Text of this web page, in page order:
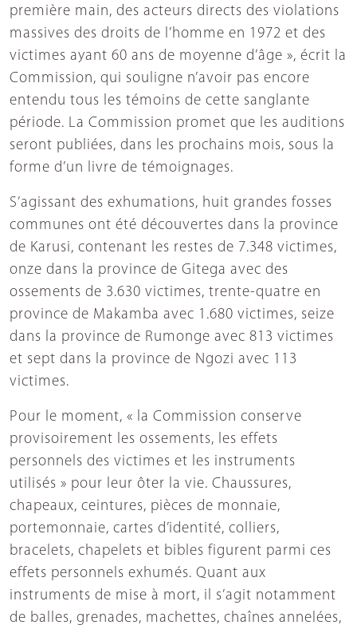
première main, des acteurs directs des violations
massives des droits de l’homme en 1972 et des
victimes ayant 60 ans de moyenne d’âge », écrit la
Commission, qui souligne n’avoir pas encore
entendu tous les témoins de cette sanglante
période. La Commission promet que les auditions
seront publiées, dans les prochains mois, sous la
forme d’un livre de témoignages.
S’agissant des exhumations, huit grandes fosses
communes ont été découvertes dans la province
de Karusi, contenant les restes de 7.348 victimes,
onze dans la province de Gitega avec des
ossements de 3.630 victimes, trente-quatre en
province de Makamba avec 1.680 victimes, seize
dans la province de Rumonge avec 813 victimes
et sept dans la province de Ngozi avec 113
victimes.
Pour le moment, « la Commission conserve
provisoirement les ossements, les effets
personnels des victimes et les instruments
utilisés » pour leur ôter la vie. Chaussures,
chapeaux, ceintures, pièces de monnaie,
portemonnaie, cartes d’identité, colliers,
bracelets, chapelets et bibles figurent parmi ces
effets personnels exhumés. Quant aux
instruments de mise à mort, il s’agit notamment
de balles, grenades, machettes, chaînes annelées,